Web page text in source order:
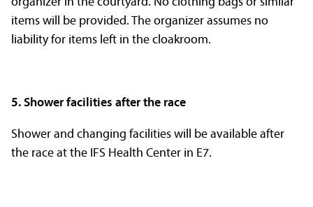
items will be provided. The organizer assumes no
liability for items left in the cloakroom.
5. Shower facilities after the race
Shower and changing facilities will be available after
the race at the IFS Health Center in E7.